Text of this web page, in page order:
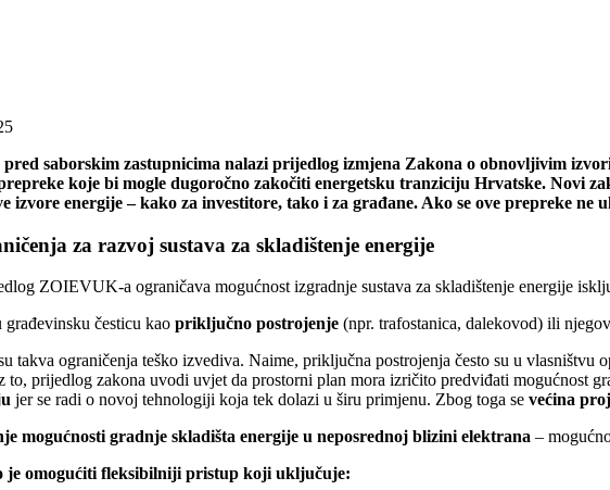
pred saborskim zastupnicima nalazi prijedlog izmjena Zakona o obnovljivim
koje bi mogle dugoročno zakočiti energetsku tranziciju Hrvatske. Novi
izvore energije – kako za investitore, tako i za građane. Ako se ove prepreke
za razvoj sustava za skladištenje energije
ZOIEVUK-a ograničava mogućnost izgradnje sustava za skladištenje energije
građevinsku česticu kao priključno postrojenje(npr. trafostanica, dalekovod) ili
takva ograničenja teško izvediva. Naime, priključna postrojenja često su u vlasništvu
to, prijedlog zakona uvodi uvjet da prostorni plan mora izričito predviđati mogućnost
jer se radi o novoj tehnologiji koja tek dolazi u širu primjenu. Zbog toga se većina
mogućnosti gradnje skladišta energije u neposrednoj blizini elektrana–
je omogućiti fleksibilniji pristup koji uključuje: